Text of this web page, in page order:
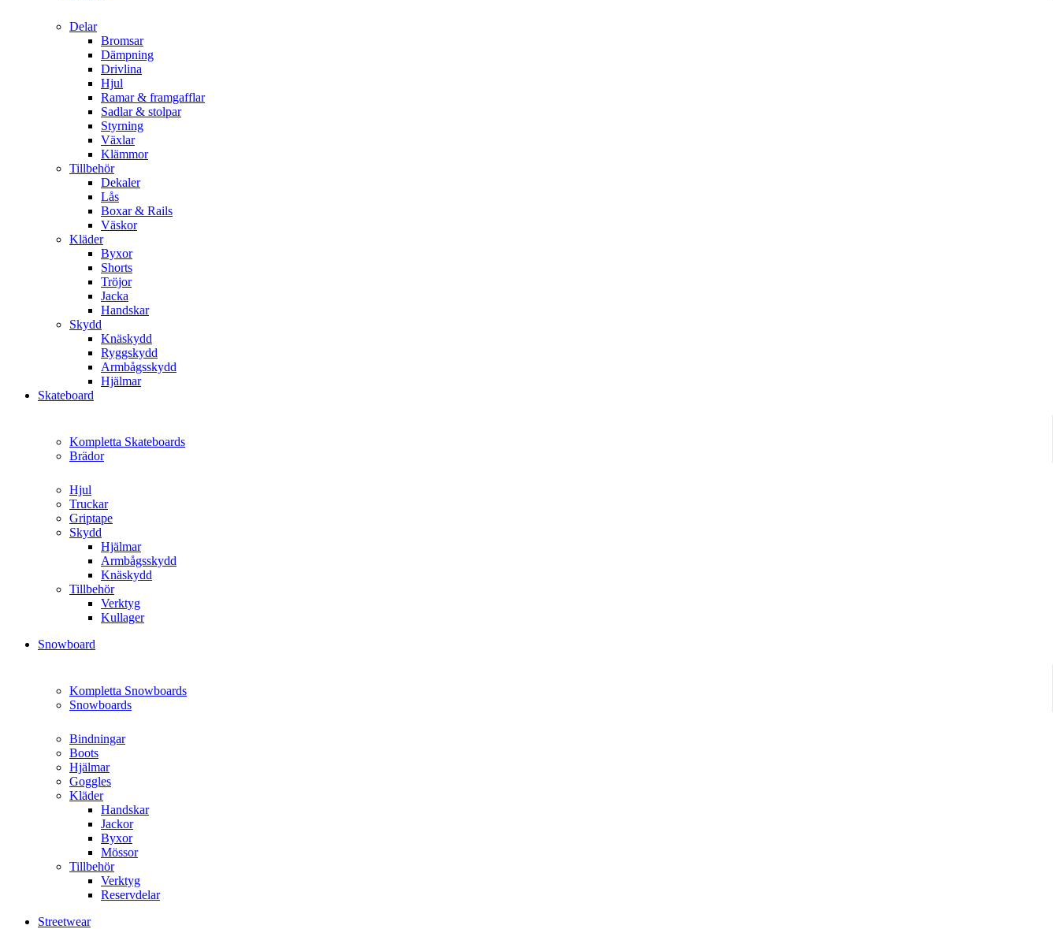
Delar
Bromsar
Dämpning
Drivlina
Hjul
Ramar & framgafflar
Sadlar & stolpar
Styrning
Växlar
Klämmor
Tillbehör
Dekaler
Lås
Boxar & Rails
Väskor
Kläder
Byxor
Shorts
Tröjor
Jacka
Handskar
Skydd
Knäskydd
Ryggskydd
Armbågsskydd
Hjälmar
Skateboard
Kompletta Skateboards
Brädor
Hjul
Truckar
Griptape
Skydd
Hjälmar
Armbågsskydd
Knäskydd
Tillbehör
Verktyg
Kullager
Snowboard
Kompletta Snowboards
Snowboards
Bindningar
Boots
Hjälmar
Goggles
Kläder
Handskar
Jackor
Byxor
Mössor
Tillbehör
Verktyg
Reservdelar
Streetwear